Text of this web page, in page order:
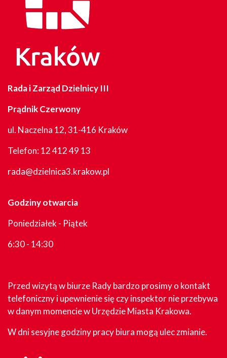
Rada i Zarząd Dzielnicy III
Prądnik Czerwony
ul. Naczelna 12, 31-416 Kraków
Telefon:12 412 49 13
rada@dzielnica3.krakow.pl
Godziny otwarcia
Poniedziałek - Piątek
6:30 - 14:30
Przed wizytą w biurze Rady bardzo prosimy o kontakt
telefoniczny i upewnienie się czy inspektor nie przebywa
w danym momencie w Urzędzie Miasta Krakowa.
W dni sesyjne godziny pracy biura mogą ulec zmianie.